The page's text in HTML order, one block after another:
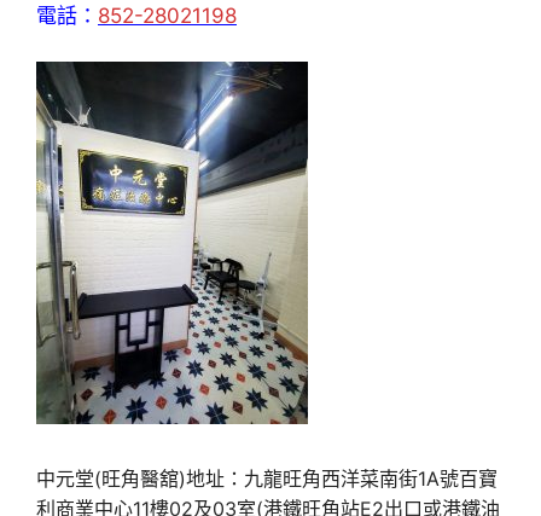
電話： 852-28021198
中元堂(旺角醫舘)地址：九龍旺角西洋菜南街1A號百寶
利商業中心11樓02及03室(港鐵旺角站E2出口或港鐵油